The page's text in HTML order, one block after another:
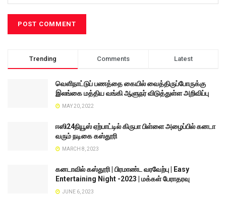
Trending Comments Latest
வெளிநாட்டுப் பணத்தை கையில் வைத்திருப்போருக்கு
இலங்கை மத்திய வங்கி ஆளுநர் விடுத்துள்ள அறிவிப்பு
MAY 20, 2022
ஈஸி24நியூஸ் ஏற்பாட்டில் கிருபா பிள்ளை அழைப்பில் கனடா
வரும் நடிகை கஸ்தூரி
MARCH 8, 2023
கனடாவில் கஸ்தூரி | பிரமாண்ட வரவேற்பு | Easy
Entertaining Night -2023 | மக்கள் பேராதரவு
JUNE 6, 2023